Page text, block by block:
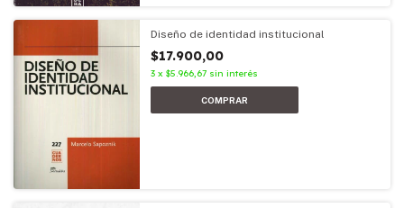
Diseño de identidad institucional
$17.900,00
3 x $5.966,67 sin interés